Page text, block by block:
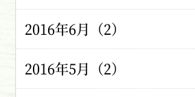
2016年6月（2）
2016年5月（2）